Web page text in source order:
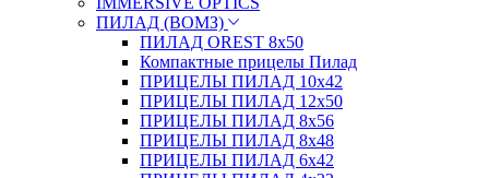
ПИЛАД (ВОМЗ)
ПИЛАД OREST 8х50
Компактные прицелы Пилад
ПРИЦЕЛЫ ПИЛАД 10х42
ПРИЦЕЛЫ ПИЛАД 12х50
ПРИЦЕЛЫ ПИЛАД 8х56
ПРИЦЕЛЫ ПИЛАД 8х48
ПРИЦЕЛЫ ПИЛАД 6х42